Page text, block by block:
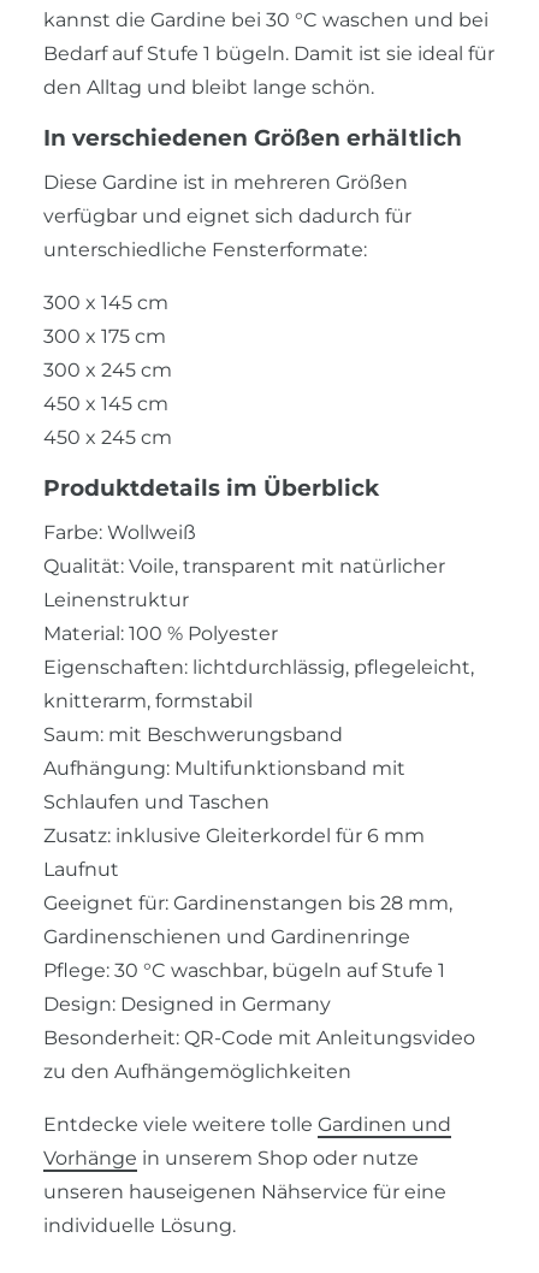
kannst die Gardine bei 30 °C waschen und bei
Bedarf auf Stufe 1 bügeln. Damit ist sie ideal für
den Alltag und bleibt lange schön.
In verschiedenen Größen erhältlich
Diese Gardine ist in mehreren Größen
verfügbar und eignet sich dadurch für
unterschiedliche Fensterformate:
300 x 145 cm
300 x 175 cm
300 x 245 cm
450 x 145 cm
450 x 245 cm
Produktdetails im Überblick
Farbe: Wollweiß
Qualität: Voile, transparent mit natürlicher
Leinenstruktur
Material: 100 % Polyester
Eigenschaften: lichtdurchlässig, pflegeleicht,
knitterarm, formstabil
Saum: mit Beschwerungsband
Aufhängung: Multifunktionsband mit
Schlaufen und Taschen
Zusatz: inklusive Gleiterkordel für 6 mm
Laufnut
Geeignet für: Gardinenstangen bis 28 mm,
Gardinenschienen und Gardinenringe
Pflege: 30 °C waschbar, bügeln auf Stufe 1
Design: Designed in Germany
Besonderheit: QR-Code mit Anleitungsvideo
zu den Aufhängemöglichkeiten
Entdecke viele weitere tolle Gardinen und
Vorhänge in unserem Shop oder nutze
unseren hauseigenen Nähservice für eine
individuelle Lösung.